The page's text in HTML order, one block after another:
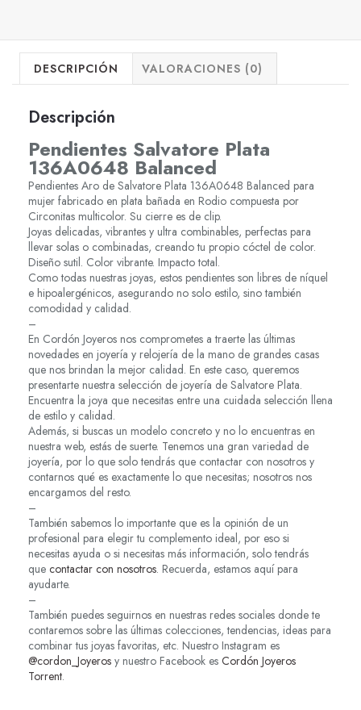
DESCRIPCIÓN VALORACIONES (0)
Descripción
Pendientes Salvatore Plata
136A0648 Balanced
Pendientes Aro de Salvatore Plata 136A0648 Balanced para
mujer fabricado en plata bañada en Rodio compuesta por
Circonitas multicolor. Su cierre es de clip.
Joyas delicadas, vibrantes y ultra combinables, perfectas para
llevar solas o combinadas, creando tu propio cóctel de color.
Diseño sutil. Color vibrante. Impacto total.
Como todas nuestras joyas, estos pendientes son libres de níquel
e hipoalergénicos, asegurando no solo estilo, sino también
comodidad y calidad.
–
En Cordón Joyeros nos comprometes a traerte las últimas
novedades en joyería y relojería de la mano de grandes casas
que nos brindan la mejor calidad. En este caso, queremos
presentarte nuestra selección de joyería de Salvatore Plata.
Encuentra la joya que necesitas entre una cuidada selección llena
de estilo y calidad.
Además, si buscas un modelo concreto y no lo encuentras en
nuestra web, estás de suerte. Tenemos una gran variedad de
joyería, por lo que solo tendrás que contactar con nosotros y
contarnos qué es exactamente lo que necesitas; nosotros nos
encargamos del resto.
–
También sabemos lo importante que es la opinión de un
profesional para elegir tu complemento ideal, por eso si
necesitas ayuda o si necesitas más información, solo tendrás
que contactar con nosotros. Recuerda, estamos aquí para
ayudarte.
–
También puedes seguirnos en nuestras redes sociales donde te
contaremos sobre las últimas colecciones, tendencias, ideas para
combinar tus joyas favoritas, etc. Nuestro Instagram es
@cordon_Joyeros y nuestro Facebook es Cordón Joyeros
Torrent.